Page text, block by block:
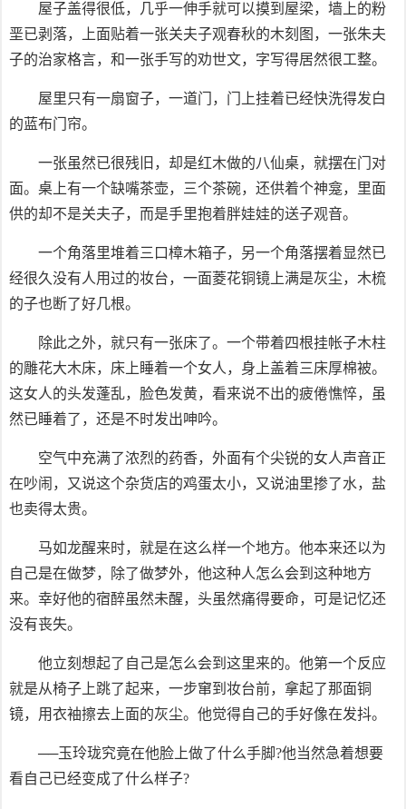
屋子盖得很低，几乎一伸手就可以摸到屋梁，墙上的粉
垩已剥落，上面贴着一张关夫子观春秋的木刻图，一张朱夫
子的治家格言，和一张手写的劝世文，字写得居然很工整。
屋里只有一扇窗子，一道门，门上挂着已经快洗得发白
的蓝布门帘。
一张虽然已很残旧，却是红木做的八仙桌，就摆在门对
面。桌上有一个缺嘴茶壶，三个茶碗，还供着个神龛，里面
供的却不是关夫子，而是手里抱着胖娃娃的送子观音。
一个角落里堆着三口樟木箱子，另一个角落摆着显然已
经很久没有人用过的妆台，一面菱花铜镜上满是灰尘，木梳
的子也断了好几根。
除此之外，就只有一张床了。一个带着四根挂帐子木柱
的雕花大木床，床上睡着一个女人，身上盖着三床厚棉被。
这女人的头发蓬乱，脸色发黄，看来说不出的疲倦憔悴，虽
然已睡着了，还是不时发出呻吟。
空气中充满了浓烈的药香，外面有个尖锐的女人声音正
在吵闹，又说这个杂货店的鸡蛋太小，又说油里掺了水，盐
也卖得太贵。
马如龙醒来时，就是在这么样一个地方。他本来还以为
自己是在做梦，除了做梦外，他这种人怎么会到这种地方
来。幸好他的宿醉虽然未醒，头虽然痛得要命，可是记忆还
没有丧失。
他立刻想起了自己是怎么会到这里来的。他第一个反应
就是从椅子上跳了起来，一步窜到妆台前，拿起了那面铜
镜，用衣袖擦去上面的灰尘。他觉得自己的手好像在发抖。
──玉玲珑究竟在他脸上做了什么手脚?他当然急着想要
看自己已经变成了什么样子?